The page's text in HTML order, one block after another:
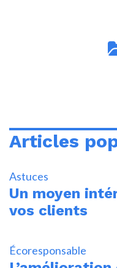
Articles
Astuces
Un moyen
vos clients
Écoresponsable